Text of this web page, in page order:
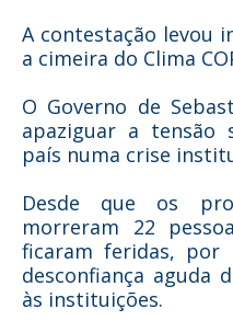
A contestação levou
a cimeira do Clima
O Governo de
apaziguar a tensão
país numa crise
Desde que os
morreram 22
ficaram feridas, por
desconfiança aguda
às instituições.